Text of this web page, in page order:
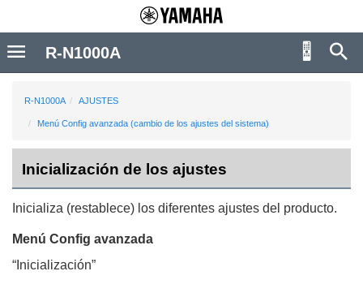
R-N1000A AJUSTES
Menú Config avanzada (cambio de los ajustes del sistema)
Inicialización de los ajustes
Inicializa (restablece) los diferentes ajustes del producto.
Menú Config avanzada
“ Inicialización”
R-N1000A